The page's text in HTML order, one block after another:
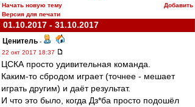
Начать новую тему
Добавить
Версия для печати
01.10.2017 - 31.10.2017
Ценитель -
22 окт 2017 18:37
ЦСКА просто удивительная команда.
Каким-то сбродом играет (точнее - мешает
играть другим) и даёт результат.
И что это было, когда Дз*ба просто подошёл